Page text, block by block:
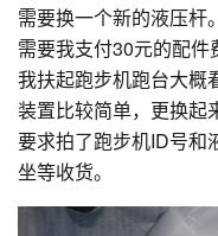
需要换一个新的液压杆
需要我支付30元的配件
我扶起跑步机跑台大概
装置比较简单，更换起
要求拍了跑步机ID号和
坐等收货。